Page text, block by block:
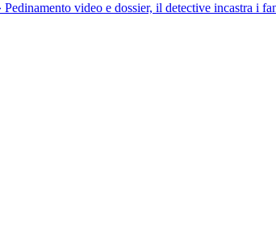
Pedinamento video e dossier, il detective incastra i